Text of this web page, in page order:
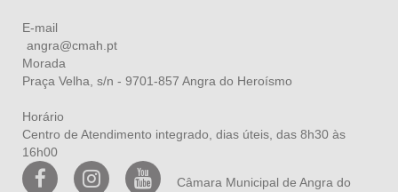
E-mail
angra@cmah.pt
Morada
Praça Velha, s/n - 9701-857 Angra do Heroísmo
Horário
Centro de Atendimento integrado, dias úteis, das 8h30 às
16h00
Câmara Municipal de Angra do